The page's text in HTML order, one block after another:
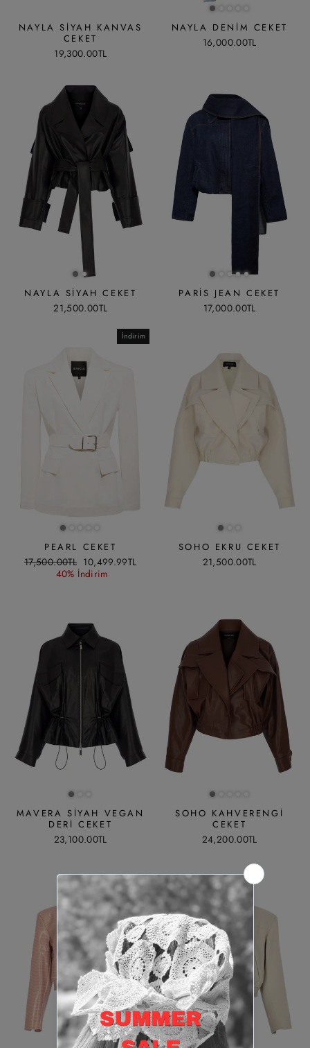
NAYLA SIYAH KANVAS
CEKET
19,300.00TL
NAYLA DENIM CEKET
16,000.00TL
NAYLA SIYAH CEKET
21,500.00TL
PARIS JEAN CEKET
17,000.00TL
İndirim
PEARL CEKET
Liste
17,500.00TL İndirimli
fiyat
10,499.99TL
40% İndirim
SOHO EKRU CEKET
21,500.00TL
MAVERA SIYAH VEGAN
DERI CEKET
23,100.00TL
SOHO KAHVERENGI
CEKET
24,200.00TL